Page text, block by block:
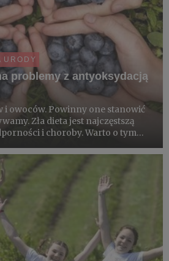
URODY
problemy z antyoksydacją
i owoców. Powinny one stanowić
Zła dieta jest najczęstszą
i choroby. Warto o tym
jest wzmacniać dobre, letnie,